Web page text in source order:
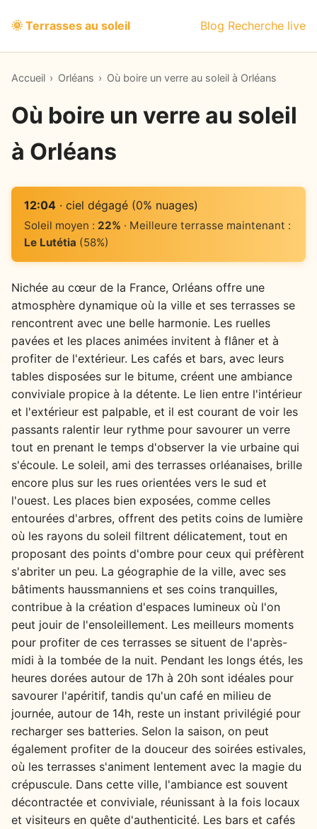
🌞 Terrasses au soleil Blog Recherche live
Accueil › Orléans › Où boire un verre au soleil à Orléans
Où boire un verre au soleil
à Orléans
12:04· ciel dégagé (0% nuages)
Soleil moyen : 22% · Meilleure terrasse maintenant :
Le Lutétia (58%)
Nichée au cœur de la France, Orléans offre une
atmosphère dynamique où la ville et ses terrasses se
rencontrent avec une belle harmonie. Les ruelles
pavées et les places animées invitent à flâner et à
profiter de l'extérieur. Les cafés et bars, avec leurs
tables disposées sur le bitume, créent une ambiance
conviviale propice à la détente. Le lien entre l'intérieur
et l'extérieur est palpable, et il est courant de voir les
passants ralentir leur rythme pour savourer un verre
tout en prenant le temps d'observer la vie urbaine qui
s'écoule. Le soleil, ami des terrasses orléanaises, brille
encore plus sur les rues orientées vers le sud et
l'ouest. Les places bien exposées, comme celles
entourées d'arbres, offrent des petits coins de lumière
où les rayons du soleil filtrent délicatement, tout en
proposant des points d'ombre pour ceux qui préfèrent
s'abriter un peu. La géographie de la ville, avec ses
bâtiments haussmanniens et ses coins tranquilles,
contribue à la création d'espaces lumineux où l'on
peut jouir de l'ensoleillement. Les meilleurs moments
pour profiter de ces terrasses se situent de l'après-
midi à la tombée de la nuit. Pendant les longs étés, les
heures dorées autour de 17h à 20h sont idéales pour
savourer l'apéritif, tandis qu'un café en milieu de
journée, autour de 14h, reste un instant privilégié pour
recharger ses batteries. Selon la saison, on peut
également profiter de la douceur des soirées estivales,
où les terrasses s'animent lentement avec la magie du
crépuscule. Dans cette ville, l'ambiance est souvent
décontractée et conviviale, réunissant à la fois locaux
et visiteurs en quête d'authenticité. Les bars et cafés